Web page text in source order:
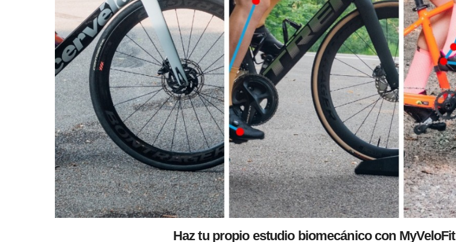
Haz tu propio estudio biomecánico con MyVeloFit